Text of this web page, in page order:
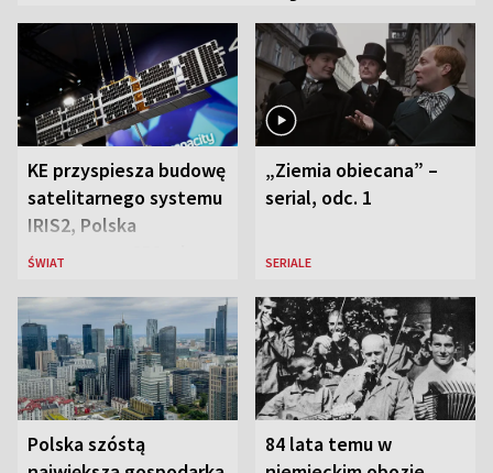
KE przyspiesza budowę
satelitarnego systemu
IRIS2, Polska
przeznaczy 656 mln
ŚWIAT
„Ziemia obiecana” –
serial, odc. 1
SERIALE
Polska szóstą
84 lata temu w